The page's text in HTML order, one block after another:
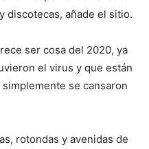
discotecas, añade el sitio.
ser cosa del 2020, ya
el virus y que están
se cansaron
rotondas y avenidas de